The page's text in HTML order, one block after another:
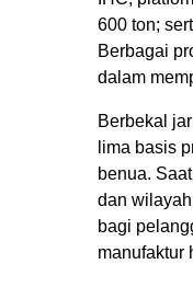
600 ton;
Berbagai
dalam
Berbekal
lima basis
benua.
dan
bagi
manufaktur